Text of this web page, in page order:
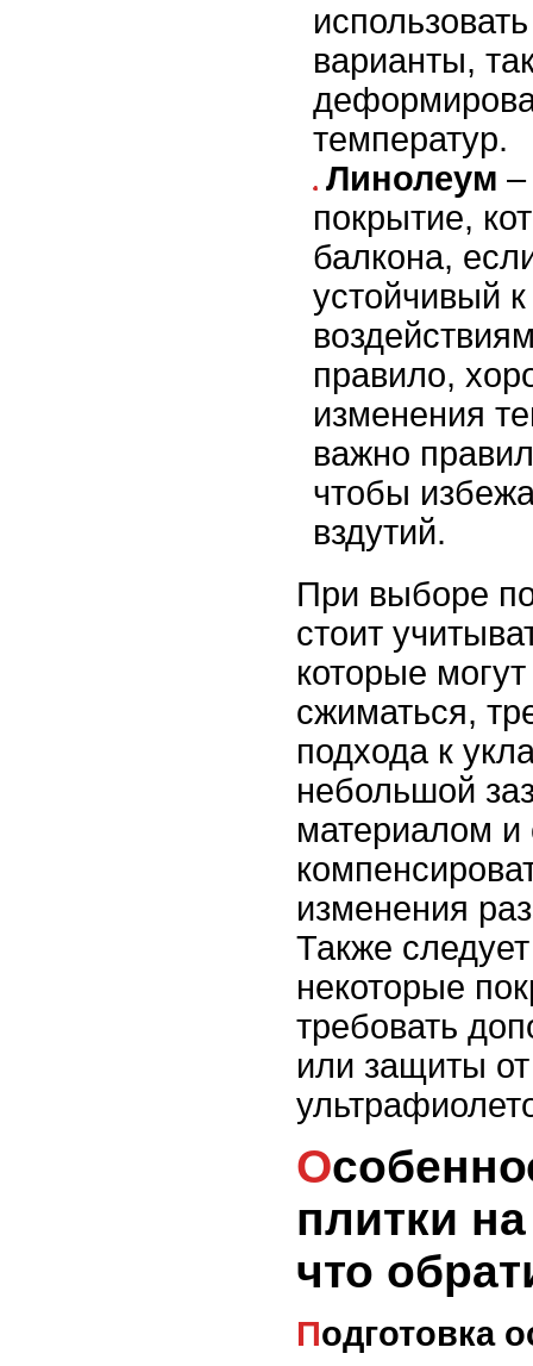
варианты,
температур.
Линолеум –
покрытие,
балкона,
устойчивый
правило,
изменения
важно
чтобы
вздутий.
При выборе
стоит
которые
сжиматься,
подхода к
небольшой
материалом и
изменения
Также
некоторые
требовать
или защиты
Особенности укладки
плитки
что
Подготовка